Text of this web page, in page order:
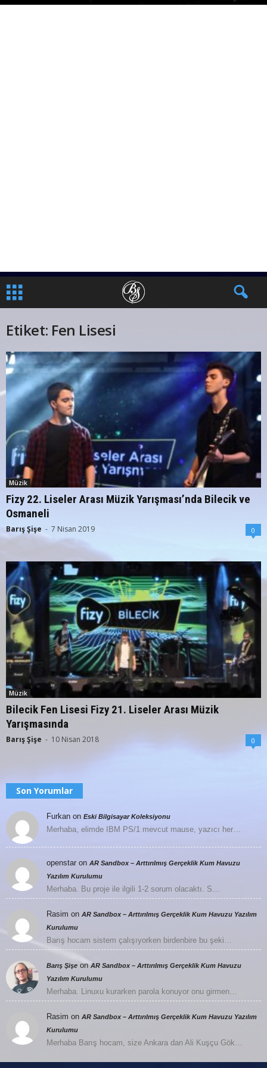
Etiket: Fen Lisesi
Müzik
Fizy 22. Liseler Arası Müzik Yarışması’nda Bilecik ve
Osmaneli
Barış Şişe - 7 Nisan 2019 0
Müzik
Bilecik Fen Lisesi Fizy 21. Liseler Arası Müzik
Yarışmasında
Barış Şişe - 10 Nisan 2018 0
Son Yorumlar
Furkan on Eski Bilgisayar Koleksiyonu
Merhaba, elimde IBM PS/1 mevcut mause, yazıcı her…
openstar on AR Sandbox – Arttırılmış Gerçeklik Kum Havuzu
Yazılım Kurulumu
Merhaba. Bu proje ile ilgili 1-2 sorum olacaktı. S…
Rasim on AR Sandbox – Arttırılmış Gerçeklik Kum Havuzu Yazılım
Kurulumu
Barış hocam sistem çalışıyorken birdenbire bu şeki…
Barış Şişe on AR Sandbox – Arttırılmış Gerçeklik Kum Havuzu
Yazılım Kurulumu
Merhaba. Linuxu kurarken parola konuyor onu girmen…
Rasim on AR Sandbox – Arttırılmış Gerçeklik Kum Havuzu Yazılım
Kurulumu
Merhaba Barış hocam, size Ankara dan Ali Kuşçu Gök…